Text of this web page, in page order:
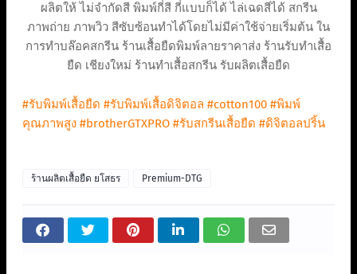
ผลิตให้ ไม่จำกัดสี พิมพ์กี่สี กี่แบบก็ได้ ไล่เฉดสีได้ สกรีน
ภาพถ่าย ภาพวิว สีซับซ้อนทำได้โดยไม่มีค่าใช้จ่ายเริ่มต้น ใน
การทำบล๊อคสกรีน ร้านเสื้อยืดพิมพ์ลายราคาส่ง ร้านรับทำเสื้อ
ยืด เชียงใหม่ ร้านทําเสื้อสกรีน รับผลิตเสื้อยืด
#รับพิมพ์เสื้อยืด #รับพิมพ์เสื้อดิจิตอล #cotton100 #พิมพ์
คุณภาพสูง #brotherGTXPRO #รับสกรีนเสื้อยืด #ดิจิตอลปริ้น
ร้านผลิตเสื้อยืด ยโสธร Premium-DTG